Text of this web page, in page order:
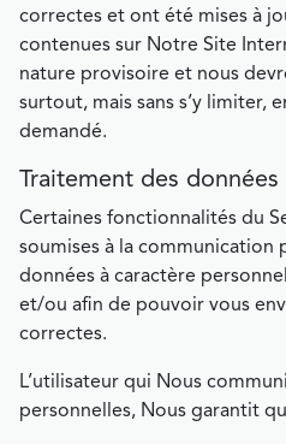
correctes et ont été mises à
contenues sur Notre Site
nature provisoire et nous
surtout, mais sans s’y limiter,
demandé.
Traitement des
Certaines fonctionnalités du
soumises à la communication
données à caractère
et/ou afin de pouvoir vous
correctes.
L’utilisateur qui Nous
personnelles, Nous garantit